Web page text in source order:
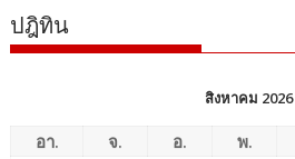
ปฎิทิน
สิงหาคม 2026
อา. จ. อ. พ.